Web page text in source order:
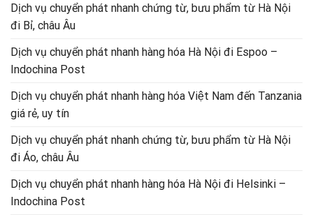
Dịch vụ chuyển phát nhanh chứng từ, bưu phẩm từ Hà Nội
đi Bỉ, châu Âu
Dịch vụ chuyển phát nhanh hàng hóa Hà Nội đi Espoo –
Indochina Post
Dịch vụ chuyển phát nhanh hàng hóa Việt Nam đến Tanzania
giá rẻ, uy tín
Dịch vụ chuyển phát nhanh chứng từ, bưu phẩm từ Hà Nội
đi Áo, châu Âu
Dịch vụ chuyển phát nhanh hàng hóa Hà Nội đi Helsinki –
Indochina Post